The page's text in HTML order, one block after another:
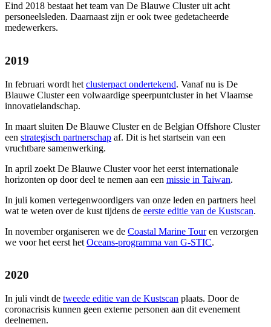
Eind 2018 bestaat het team van De Blauwe Cluster uit acht
personeelsleden. Daarnaast zijn er ook twee gedetacheerde
medewerkers.
2019
In februari wordt het clusterpact ondertekend. Vanaf nu is De
Blauwe Cluster een volwaardige speerpuntcluster in het Vlaamse
innovatielandschap.
In maart sluiten De Blauwe Cluster en de Belgian Offshore Cluster
een strategisch partnerschap af. Dit is het startsein van een
vruchtbare samenwerking.
In april zoekt De Blauwe Cluster voor het eerst internationale
horizonten op door deel te nemen aan een missie in Taiwan.
In juli komen vertegenwoordigers van onze leden en partners heel
wat te weten over de kust tijdens de eerste editie van de Kustscan.
In november organiseren we de Coastal Marine Touren verzorgen
we voor het eerst het Oceans-programma van G-STIC.
2020
In juli vindt de tweede editie van de Kustscan plaats. Door de
coronacrisis kunnen geen externe personen aan dit evenement
deelnemen.